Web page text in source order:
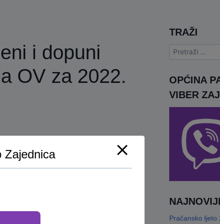
i dopuni
OV za 2022.
TRAŽI
Pretraga:
OPĆINA
VIBER
Pračansko ljeto
Zajednica